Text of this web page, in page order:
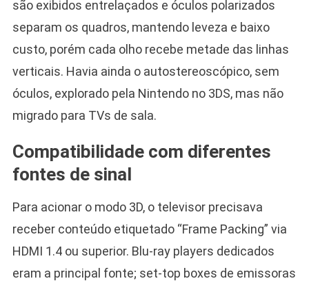
são exibidos entrelaçados e óculos polarizados
separam os quadros, mantendo leveza e baixo
custo, porém cada olho recebe metade das linhas
verticais. Havia ainda o autostereoscópico, sem
óculos, explorado pela Nintendo no 3DS, mas não
migrado para TVs de sala.
Compatibilidade com diferentes
fontes de sinal
Para acionar o modo 3D, o televisor precisava
receber conteúdo etiquetado “Frame Packing” via
HDMI 1.4 ou superior. Blu-ray players dedicados
eram a principal fonte; set-top boxes de emissoras